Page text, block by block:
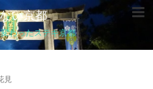
い京都
わったステキ京都
見